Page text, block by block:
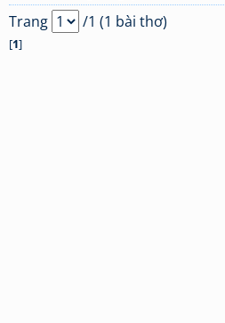
Trang /1 (1 bài thơ)
[1]